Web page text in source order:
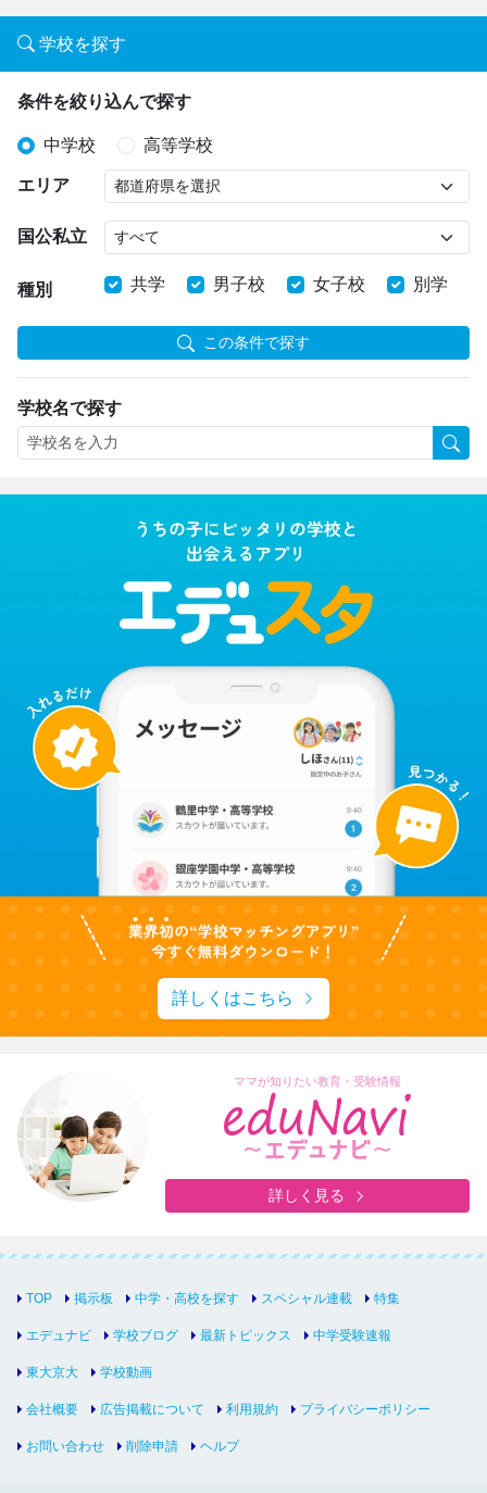
学校を探す
条件を絞り込んで探す
中学校 高等学校
エリア
国公私立
種別 共学 男子校 女子校 別学
この条件で探す
学校名で探す
詳しくはこちら
ママが知りたい教育・受験情報
詳しく見る
TOP 掲示板 中学・高校を探す スペシャル連載 特集
エデュナビ 学校ブログ 最新トピックス 中学受験速報
東大京大 学校動画
会社概要 広告掲載について 利用規約 プライバシーポリシー
お問い合わせ 削除申請 ヘルプ